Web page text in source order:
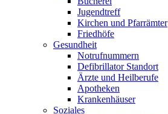
Jugendtreff
Kirchen und Pfarrämter
Friedhöfe
Gesundheit
Notrufnummern
Defibrillator Standort
Ärzte und Heilberufe
Apotheken
Krankenhäuser
Soziales